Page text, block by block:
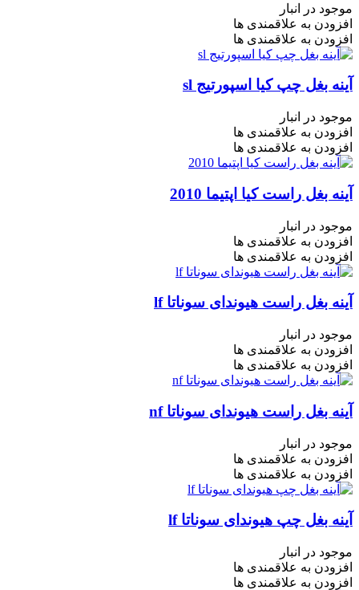
موجود در انبار
افزودن به علاقمندی ها
افزودن به علاقمندی ها
آینه بغل چپ کیا اسپورتیج sl
موجود در انبار
افزودن به علاقمندی ها
افزودن به علاقمندی ها
آینه بغل راست کیا اپتیما 2010
موجود در انبار
افزودن به علاقمندی ها
افزودن به علاقمندی ها
آینه بغل راست هیوندای سوناتا lf
موجود در انبار
افزودن به علاقمندی ها
افزودن به علاقمندی ها
آینه بغل راست هیوندای سوناتا nf
موجود در انبار
افزودن به علاقمندی ها
افزودن به علاقمندی ها
آینه بغل چپ هیوندای سوناتا lf
موجود در انبار
افزودن به علاقمندی ها
افزودن به علاقمندی ها